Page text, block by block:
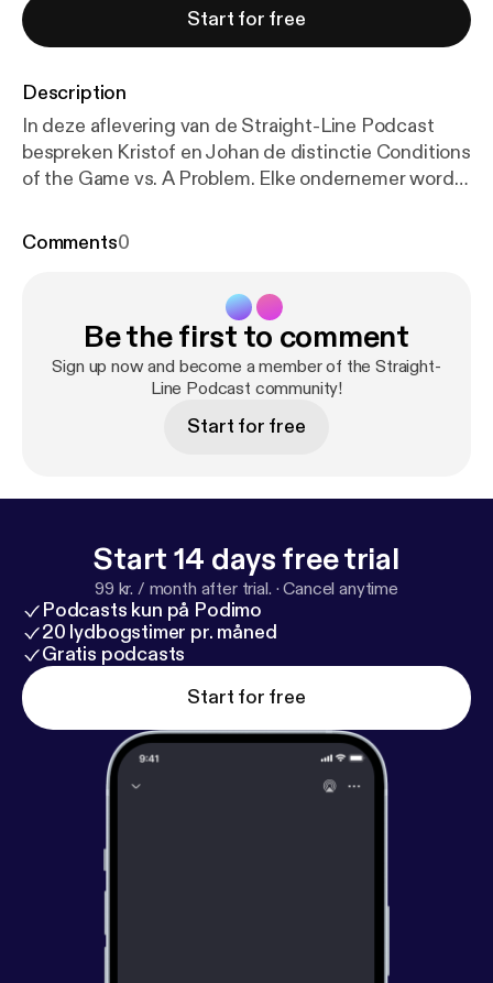
Start for free
Description
In deze aflevering van de Straight-Line Podcast
bespreken Kristof en Johan de distinctie Conditions
of the Game vs. A Problem. Elke ondernemer wordt
vertrekken, facturen die niet betaald worden,
als een conditie van het spel, behoudt rust,
overzicht en de kracht om te handelen. In deze
aflevering hoor je: ✔️ Waarom problemen zien als
condities direct meer ruimte geeft ✔️ Hoe je als
leider een rots in de branding blijft onder druk ✔️
ondernemers problemen sneller tackelen 🖥️ Bekijk
Comments0
Be the first to comment
Sign up now and become a member of the Straight-
Line Podcast community!
Start for free
Start 14 days free trial
99 kr. / month after trial. ·Cancel anytime
Podcasts kun på Podimo
20 lydbogstimer pr. måned
Gratis podcasts
Start for free